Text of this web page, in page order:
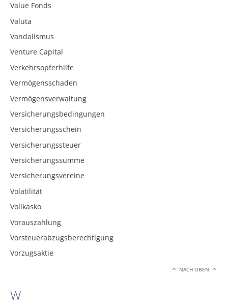
Value Fonds
Valuta
Vandalismus
Venture Capital
Verkehrsopferhilfe
Vermögensschaden
Vermögensverwaltung
Versicherungsbedingungen
Versicherungsschein
Versicherungssteuer
Versicherungssumme
Versicherungsvereine
Volatilität
Vollkasko
Vorauszahlung
Vorsteuerabzugsberechtigung
Vorzugsaktie
NACH OBEN
W